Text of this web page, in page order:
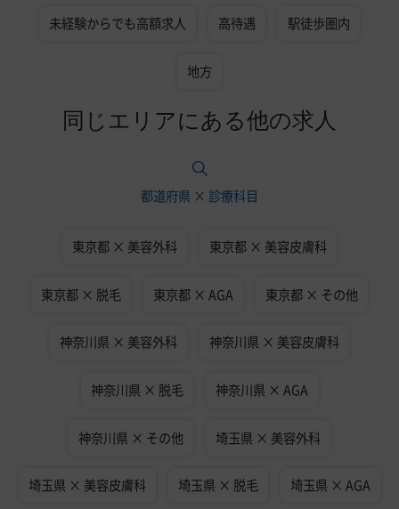
未経験からでも高額求人 高待遇 駅徒歩圏内
地方
同じエリアにある他の求人
都道府県 × 診療科目
東京都 × 美容外科 東京都 × 美容皮膚科
東京都 × 脱毛 東京都 × AGA 東京都 × その他
神奈川県 × 美容外科 神奈川県 × 美容皮膚科
神奈川県 × 脱毛 神奈川県 × AGA
神奈川県 × その他 埼玉県 × 美容外科
埼玉県 × 美容皮膚科 埼玉県 × 脱毛 埼玉県 × AGA